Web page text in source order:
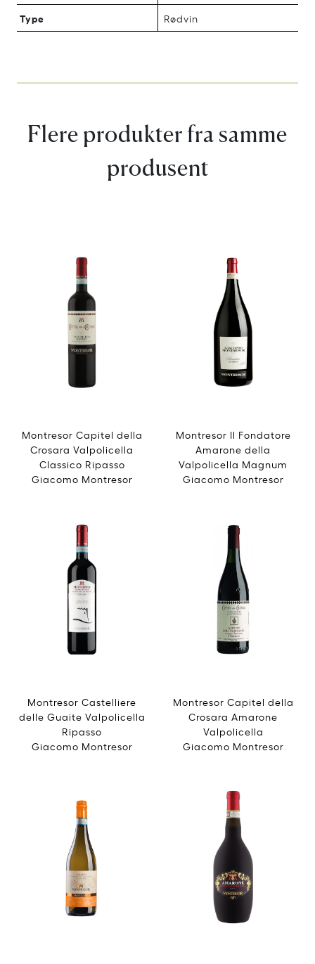
Type Rødvin
Flere produkter fra samme
produsent
Montresor Capitel della
Crosara Valpolicella
Classico Ripasso
Giacomo Montresor
Montresor Il Fondatore
Amarone della
Valpolicella Magnum
Giacomo Montresor
Montresor Castelliere
delle Guaite Valpolicella
Ripasso
Giacomo Montresor
Montresor Capitel della
Crosara Amarone
Valpolicella
Giacomo Montresor